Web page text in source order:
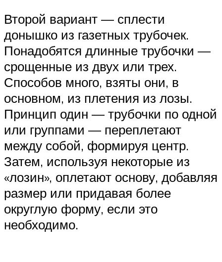
Второй вариант — сплести
донышко из газетных трубочек.
Понадобятся длинные трубочки —
срощенные из двух или трех.
Способов много, взяты они, в
основном, из плетения из лозы.
Принцип один — трубочки по одной
или группами — переплетают
между собой, формируя центр.
Затем, используя некоторые из
«лозин», оплетают основу, добавляя
размер или придавая более
округлую форму, если это
необходимо.